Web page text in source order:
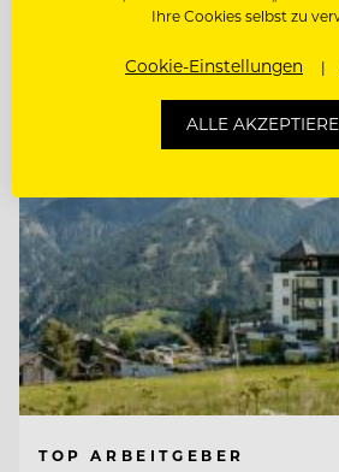
TOP ARBEITGEBER
Ihre Cookies selbst zu
Cookie-Einstellungen
ALLE